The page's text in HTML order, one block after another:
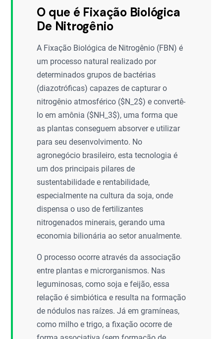
O que é Fixação Biológica
De Nitrogênio
A Fixação Biológica de Nitrogênio (FBN) é
um processo natural realizado por
determinados grupos de bactérias
(diazotróficas) capazes de capturar o
nitrogênio atmosférico ($N_2$) e convertê-
lo em amônia ($NH_3$), uma forma que
as plantas conseguem absorver e utilizar
para seu desenvolvimento. No
agronegócio brasileiro, esta tecnologia é
um dos principais pilares de
sustentabilidade e rentabilidade,
especialmente na cultura da soja, onde
dispensa o uso de fertilizantes
nitrogenados minerais, gerando uma
economia bilionária ao setor anualmente.
O processo ocorre através da associação
entre plantas e microrganismos. Nas
leguminosas, como soja e feijão, essa
relação é simbiótica e resulta na formação
de nódulos nas raízes. Já em gramíneas,
como milho e trigo, a fixação ocorre de